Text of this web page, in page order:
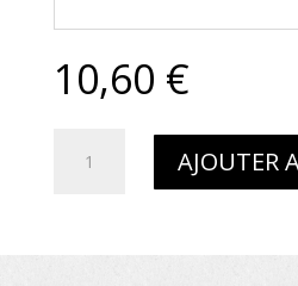
10,60 €
AJOUTER